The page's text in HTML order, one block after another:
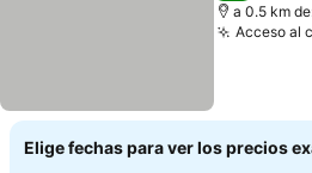
a 0.5 km
Acceso al
Elige fechas para ver los precios